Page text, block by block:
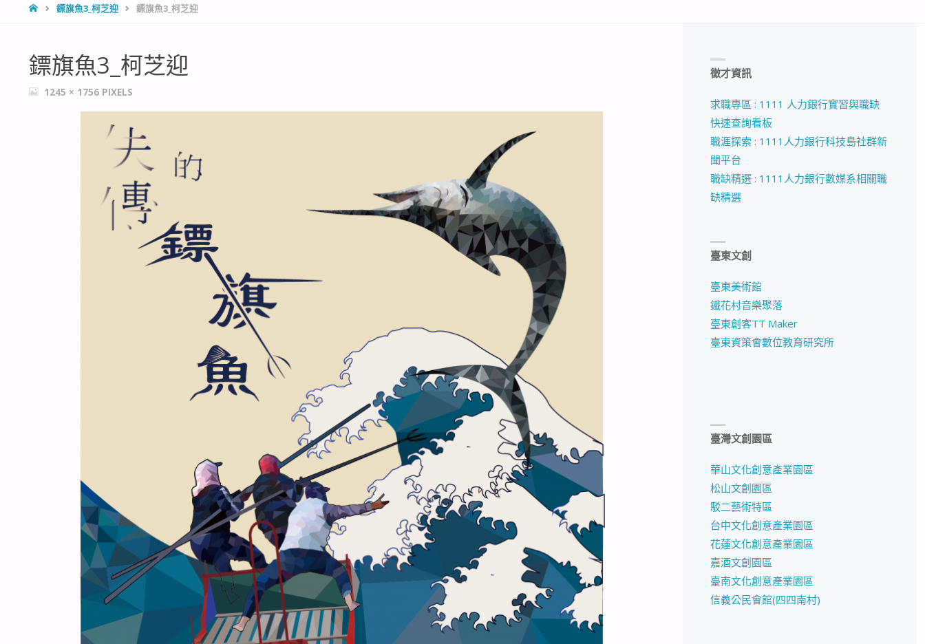
HOME鏢旗魚3_柯芝迎 鏢旗魚3_柯芝迎
鏢旗魚3_柯芝迎
FULL1245 × 1756 PIXELS
徵才資訊
求職專區 : 1111 人力銀行實習與職缺
快速查詢看板
職涯探索 : 1111人力銀行科技島社群新
聞平台
職缺精選 : 1111人力銀行數媒系相關職
缺精選
臺東文創
臺東美術館
鐵花村音樂聚落
臺東創客TT Maker
臺東資策會數位教育研究所
臺灣文創園區
華山文化創意產業園區
松山文創園區
駁二藝術特區
台中文化創意產業園區
花蓮文化創意產業園區
嘉酒文創園區
臺南文化創意產業園區
信義公民會館(四四南村)